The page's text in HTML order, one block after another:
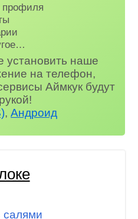
профиля
установить наше
на телефон,
Аймкук будут
,Андроид
салями